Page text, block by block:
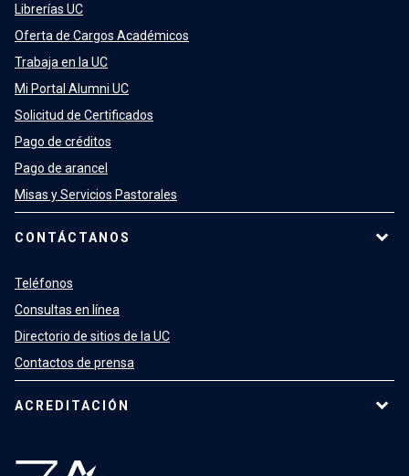
Librerías UC
Oferta de Cargos Académicos
Trabaja en la UC
Mi Portal Alumni UC
Solicitud de Certificados
Pago de créditos
Pago de arancel
Misas y Servicios Pastorales
CONTÁCTANOS
Teléfonos
Consultas en línea
Directorio de sitios de la UC
Contactos de prensa
ACREDITACIÓN